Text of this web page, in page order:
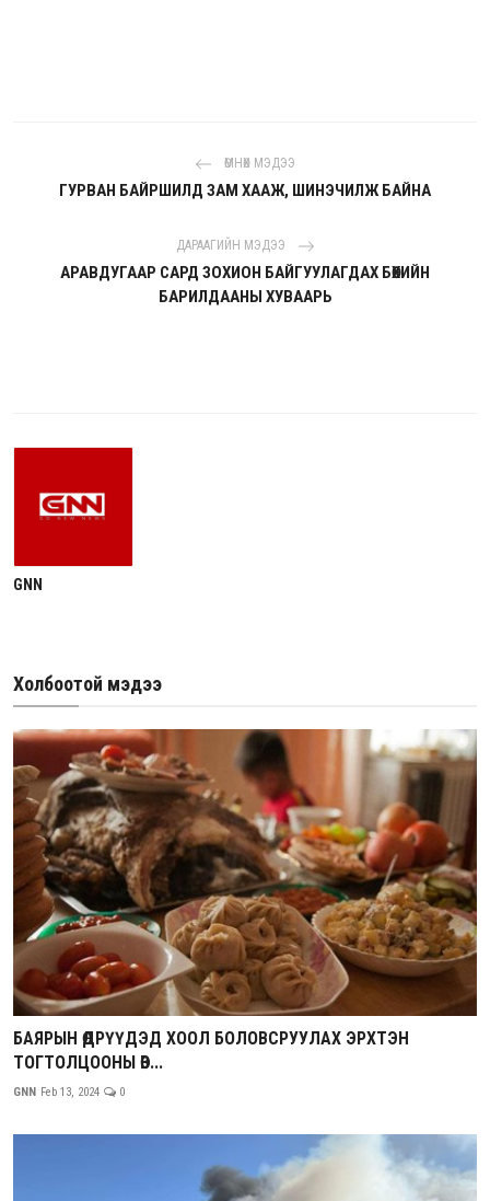
ӨМНӨХ МЭДЭЭ
ГУРВАН БАЙРШИЛД ЗАМ ХААЖ, ШИНЭЧИЛЖ БАЙНА
ДАРААГИЙН МЭДЭЭ
АРАВДУГААР САРД ЗОХИОН БАЙГУУЛАГДАХ БӨХИЙН
БАРИЛДААНЫ ХУВААРЬ
GNN
Холбоотой мэдээ
БАЯРЫН ӨДРҮҮДЭД ХООЛ БОЛОВСРУУЛАХ ЭРХТЭН
ТОГТОЛЦООНЫ ӨВ...
GNN Feb 13, 2024 0